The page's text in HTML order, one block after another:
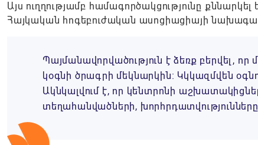
Այս ուղղությամբ համագործակցությունը
Հայկական հոգեբուժական ասոցիացիայի
Պայմանավորվածություն է ձեռք բերվել,
կօգնի ծրագրի մեկնարկին։ Կկկազմվեն
Ակնկալվում է, որ կենտրոնի
տեղահանվածների,